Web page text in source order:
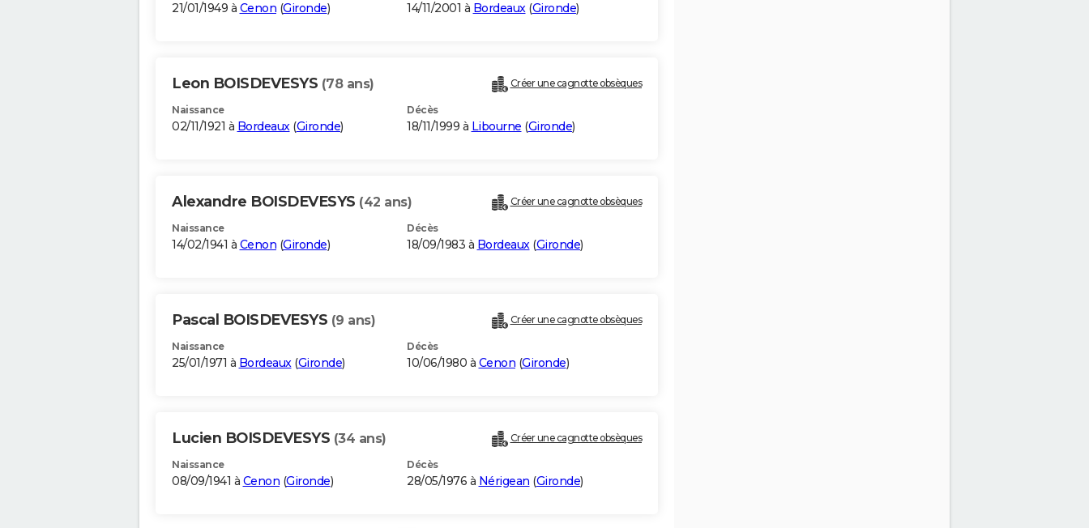
21/01/1949 à Cenon (Gironde) 14/11/2001 à Bordeaux(Gironde)
Leon BOISDEVESYS (78 ans) Créer une cagnotte obsèques
Naissance
02/11/1921 à Bordeaux(Gironde)
Décès
18/11/1999 à Libourne (Gironde)
Alexandre BOISDEVESYS (42 ans) Créer une cagnotte obsèques
Naissance
14/02/1941 à Cenon (Gironde)
Décès
18/09/1983 à Bordeaux(Gironde)
Pascal BOISDEVESYS (9 ans) Créer une cagnotte obsèques
Naissance
25/01/1971 à Bordeaux(Gironde)
Décès
10/06/1980 à Cenon (Gironde)
Lucien BOISDEVESYS (34 ans) Créer une cagnotte obsèques
Naissance
08/09/1941 à Cenon (Gironde)
Décès
28/05/1976 à Nérigean (Gironde)